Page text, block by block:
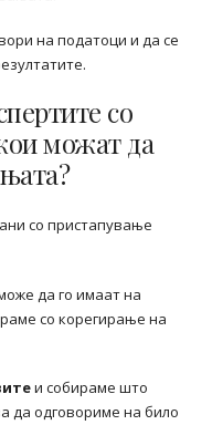
на податоци и да се
со
можат да
со пристапување
да го имаат на
со корегирање на
и собираме што
да одговориме на било